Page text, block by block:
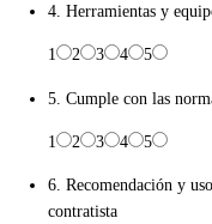
4. Herramientas y
1 2 3 4 5
5. Cumple con las
1 2 3 4 5
6. Recomendación y
contratista